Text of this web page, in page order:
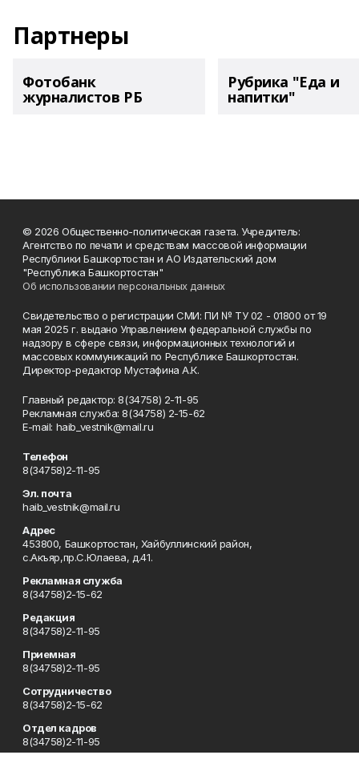
Партнеры
Фотобанк
журналистов РБ
Рубрика "Еда и
напитки"
© 2026 Общественно-политическая газета. Учредитель:
Агентство по печати и средствам массовой информации
Республики Башкортостан и АО Издательский дом
"Республика Башкортостан"
Об использовании персональных данных
Свидетельство о регистрации СМИ: ПИ № ТУ 02 - 01800 от 19
мая 2025 г. выдано Управлением федеральной службы по
надзору в сфере связи, информационных технологий и
массовых коммуникаций по Республике Башкортостан.
Директор-редактор Мустафина А.К.
Главный редактор: 8(34758) 2-11-95
Рекламная служба: 8(34758) 2-15-62
Е-mаil: haib_vestnik@mail.ru
Телефон
8(34758)2-11-95
Эл. почта
haib_vestnik@mail.ru
Адрес
453800, Башкортостан, Хайбуллинский район,
с.Акъяр,пр.С.Юлаева, д.41.
Рекламная служба
8(34758)2-15-62
Редакция
8(34758)2-11-95
Приемная
8(34758)2-11-95
Сотрудничество
8(34758)2-15-62
Отдел кадров
8(34758)2-11-95